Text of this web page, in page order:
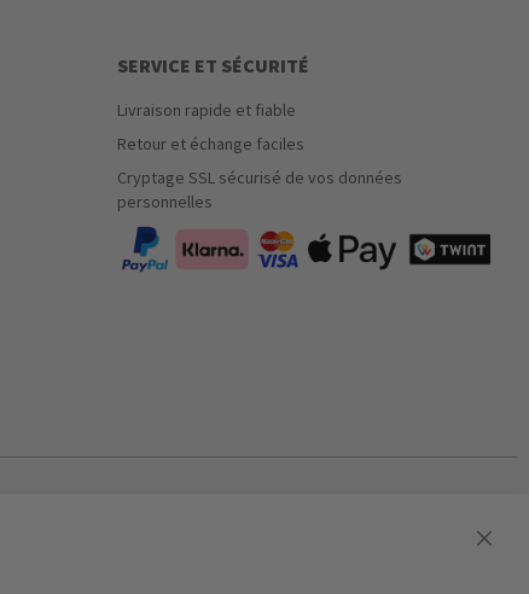
SERVICE ET SÉCURITÉ
Livraison rapide et fiable
Retour et échange faciles
Cryptage SSL sécurisé de vos données
personnelles